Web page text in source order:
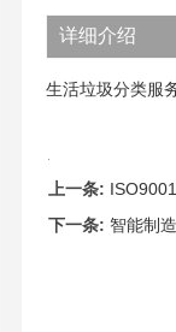
详细介绍
生活垃圾分类服
上一条:
下一条: 智能制